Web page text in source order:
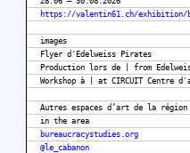
https://valentin61.ch/exhibition/
images
Flyer d'Edelweiss Pirates
Production lors de | from
Workshop à | at CIRCUIT Centre
Autres espaces d’art de la
in the area
bureaucracystudies.org
@le_cabanon